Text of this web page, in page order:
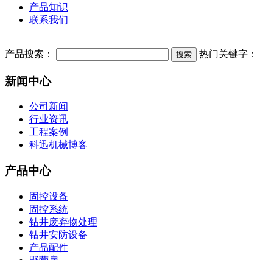
产品知识
联系我们
产品搜索： 热门关键字：
新闻中心
公司新闻
行业资讯
工程案例
科迅机械博客
产品中心
固控设备
固控系统
钻井废弃物处理
钻井安防设备
产品配件